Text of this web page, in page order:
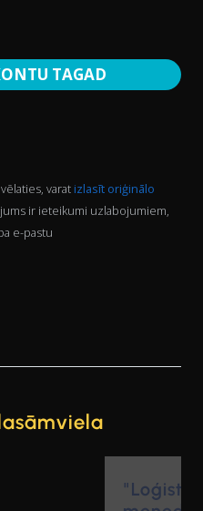
TAGAD
varat izlasīt oriģinālo
jums ir ieteikumi uzlabojumiem,
e-pastu